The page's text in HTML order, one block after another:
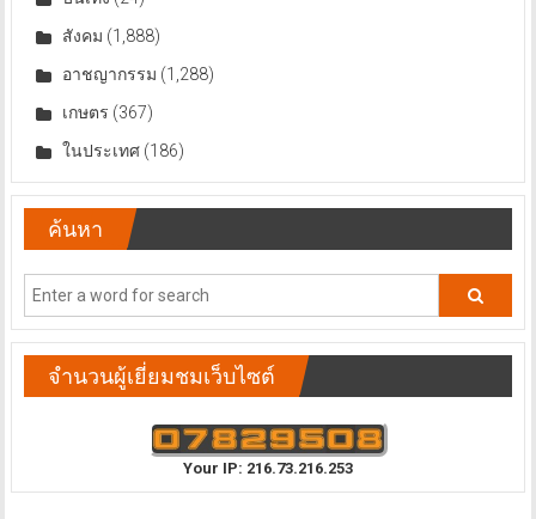
สังคม (1,888)
อาชญากรรม (1,288)
เกษตร (367)
ในประเทศ(186)
ค้นหา
จำนวนผู้เยี่ยมชมเว็บไซต์
Your IP: 216.73.216.253